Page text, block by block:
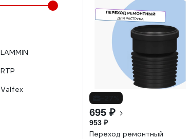
LAMMIN
RTP
Valfex
695 ₽
953 ₽
Переход ремонтный